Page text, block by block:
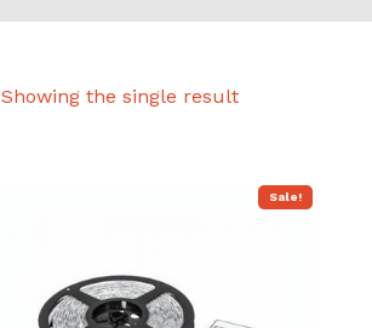
Showing the single result
Sale!